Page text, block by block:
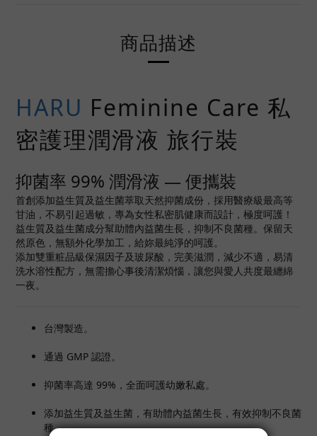
商品描述
HARU Feminine Care 私
密護理潤滑液 旅行裝
抑菌率 99% 潤滑液 — 便攜裝
首創添加益生質及益生菌萃取天然抑菌成份，採用醫療級最高等
甘油，不易引起過敏，專為女性私密肌健康而設計，極度呵護！
益生質及益生菌成分幫助體內益菌生長，抑制不良菌種。保留天
然原色，無額外化學加工，給妳最純淨的呵護。
添加雙重粧品級保濕因子及玻尿酸，完美滋潤，減少不適，易清
洗水溶性配方，無需擔心事後清潔煩惱，讓您與愛人共度最纏綿
一夜。
台灣製造。
通過 GMP 認證。
抑菌率高達 99%，全面呵護幼嫩私處。
添加益生質及益生菌，有助體內益菌生長，有效抑制不良菌
種。